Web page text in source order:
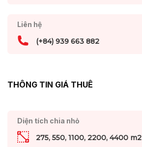
Liên hệ
(+84) 939 663 882
THÔNG TIN GIÁ THUÊ
Diện tích chia nhỏ
275, 550, 1100, 2200, 4400 m2